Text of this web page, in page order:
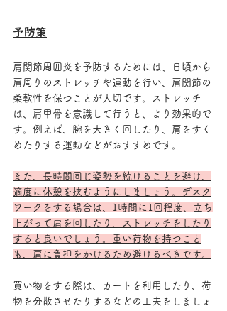
予防策
肩関節周囲炎を予防するためには、日頃から
肩周りのストレッチや運動を行い、肩関節の
柔軟性を保つことが大切です。ストレッチ
は、肩甲骨を意識して行うと、より効果的で
す。例えば、腕を大きく回したり、肩をすく
めたりする運動などがおすすめです。
また、長時間同じ姿勢を続けることを避け、
適度に休憩を挟むようにしましょう。デスク
ワークをする場合は、1時間に1回程度、立ち
上がって肩を回したり、ストレッチをしたり
すると良いでしょう。重い荷物を持つこと
も、肩に負担をかけるため避けるべきです。
買い物をする際は、カートを利用したり、荷
物を分散させたりするなどの工夫をしましょ